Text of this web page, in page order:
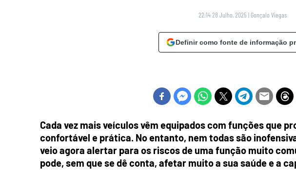
22:14 28 Julho, 2025 | Gonçalo Viegas
Definir como fonte de informação
Cada vez mais veículos vêm equipados com funções que
confortável e prática. No entanto, nem todas são
veio agora alertar para os riscos de uma função muito
pode, sem que se dê conta, afetar muito a sua saúde e a